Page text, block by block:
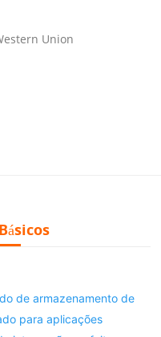
Union
para aplicações